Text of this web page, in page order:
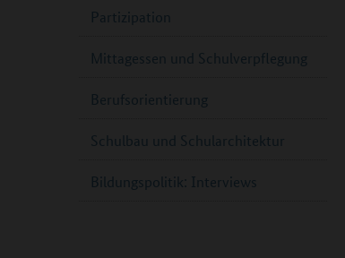
Partizipation
Mittagessen und Schulverpflegung
Berufsorientierung
Schulbau und Schularchitektur
Bildungspolitik: Interviews